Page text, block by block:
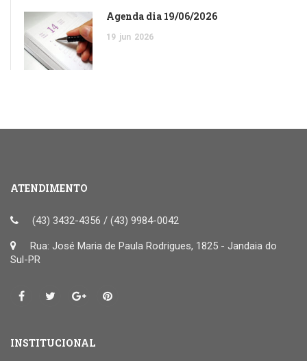
Agenda dia 19/06/2026
19 jun 2026
ATENDIMENTO
(43) 3432-4356 / (43) 9984-0042
Rua: José Maria de Paula Rodrigues, 1825 - Jandaia do
Sul-PR
INSTITUCIONAL